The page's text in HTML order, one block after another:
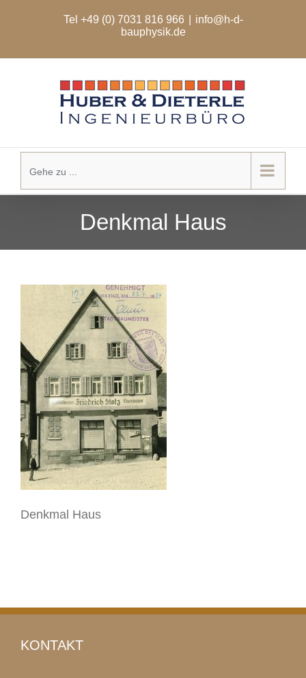
Tel +49 (0) 7031 816 966
info@h-d-
bauphysik.de
Gehe zu ...
Denkmal Haus
Denkmal Haus
KONTAKT